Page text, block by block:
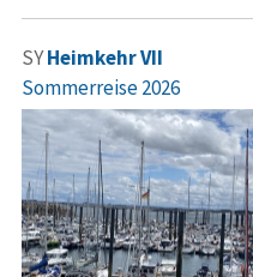
SYHeimkehr VII
Sommerreise 2026